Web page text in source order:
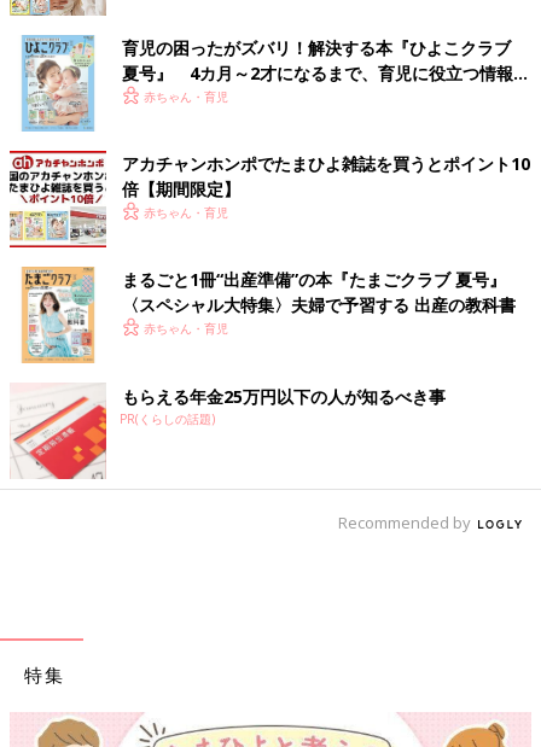
て、手を伸ばせば何でも手がとどく範囲で暮らしたい。
誰にも干渉されず好き勝手暮らして、生活に飽きたら餓死した
い。私、疲れてる？」
母の掲示板だけに、家事育児そして仕事と、自分の時間を確保で
きない今の生活に疲弊している、母の心が垣間見られました。
文／和兎 尊美
※文中のコメントは口コミサイト「ウィメンズパーク」の投稿を
抜粋したものです。
※記事の内容は記事執筆当時の情報であり、現在と異なる場合が
あります。
夫は良き父親。働き者でギャンブルも暴力もな
育児の困ったがズバリ！解決する本『ひよこクラブ
夏号』 4カ月～2才になるまで、育児に役立つ情報が
いっぱい！
赤ちゃん・育児
アカチャンホンポでたまひよ雑誌を買うとポイント10
倍【期間限定】
赤ちゃん・育児
まるごと1冊“出産準備”の本『たまごクラブ 夏号』
〈スペシャル大特集〉夫婦で予習する 出産の教科書
赤ちゃん・育児
もらえる年金25万円以下の人が知るべき事
PR(くらしの話題)
Recommended by
特集
【ワクチン接種できるものも】妊婦の感染症対策、知ってお